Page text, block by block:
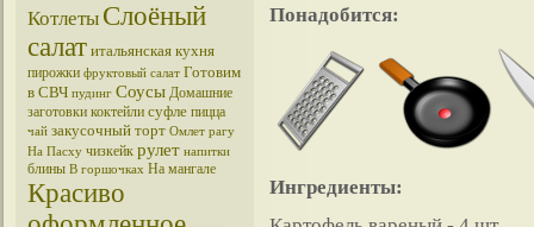
Котлеты Слоёный
салат итальянская кухня
пирожки фруктовый салат Готовим
в СВЧ пудинг Соусы Домашние
заготовки коктейли суфле пицца
чай закусочный торт Омлет рагу
На Пасху чизкейк рулет напитки
блины В горшочках На мангале
Красиво
Понадобится:
Ингредиенты: